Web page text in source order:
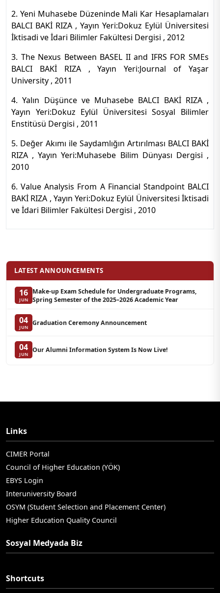
2. Yeni Muhasebe Düzeninde Mali Kar Hesaplamaları
BALCI BAKİ RIZA , Yayın Yeri:Dokuz Eylül Üniversitesi
İktisadi ve İdari Bilimler Fakültesi Dergisi , 2012
3. The Nexus Between BASEL II and IFRS FOR SMEs
BALCI BAKİ RIZA , Yayın Yeri:Journal of Yaşar
University , 2011
4. Yalın Düşünce ve Muhasebe BALCI BAKİ RIZA ,
Yayın Yeri:Dokuz Eylül Üniversitesi Sosyal Bilimler
Enstitüsü Dergisi , 2011
5. Değer Akımı ile Saydamlığın Artırılması BALCI BAKİ
RIZA , Yayın Yeri:Muhasebe Bilim Dünyası Dergisi ,
2010
6. Value Analysis From A Financial Standpoint BALCI
BAKİ RIZA , Yayın Yeri:Dokuz Eylül Üniversitesi İktisadi
ve İdari Bilimler Fakültesi Dergisi , 2010
LATEST ANNOUNCEMENTS
16
JUN
Make-up Exam Schedule for Undergraduate Programs,
Spring Semester of the 2025–2026 Academic Year
04
JUN
Graduation Ceremony Announcement
04
JUN
Our Alumni Information System Is Now Live!
Links
CIMER Portal
Council of Higher Education (YÖK)
EBYS Login
Interuniversity Board
OSYM (Student Selection and Placement Center)
Higher Education Quality Council
Sosyal Medyada Biz
Shortcuts